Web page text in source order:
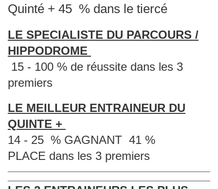
Quinté + 45 % dans le tiercé
LE SPECIALISTE DU PARCOURS /
HIPPODROME
15 - 100 % de réussite dans les 3
premiers
LE MEILLEUR ENTRAINEUR DU
QUINTE +
14 - 25 % GAGNANT 41 %
PLACE dans les 3 premiers